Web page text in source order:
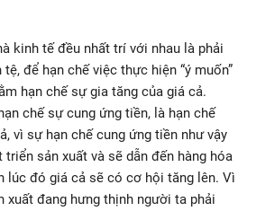
kinh tế đều nhất trí với nhau là phải
để hạn chế việc thực hiện “ý muốn”
hạn chế sự gia tăng của giá cả.
chế sự cung ứng tiền, là hạn chế
vì sự hạn chế cung ứng tiền như vậy
sản xuất và sẽ dẫn đến hàng hóa
lúc đó giá cả sẽ có cơ hội tăng lên. Vì
xuất đang hưng thịnh người ta phải